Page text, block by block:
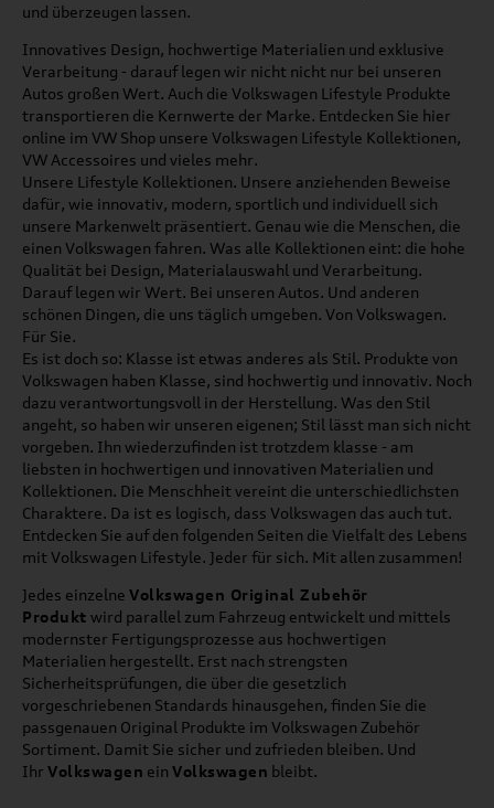
und überzeugen lassen.
Innovatives Design, hochwertige Materialien und exklusive
Verarbeitung - darauf legen wir nicht nicht nur bei unseren
Autos großen Wert. Auch die Volkswagen Lifestyle Produkte
transportieren die Kernwerte der Marke. Entdecken Sie hier
online im VW Shop unsere Volkswagen Lifestyle Kollektionen,
VW Accessoires und vieles mehr.
Unsere Lifestyle Kollektionen. Unsere anziehenden Beweise
dafür, wie innovativ, modern, sportlich und individuell sich
unsere Markenwelt präsentiert. Genau wie die Menschen, die
einen Volkswagen fahren. Was alle Kollektionen eint: die hohe
Qualität bei Design, Materialauswahl und Verarbeitung.
Darauf legen wir Wert. Bei unseren Autos. Und anderen
schönen Dingen, die uns täglich umgeben. Von Volkswagen.
Für Sie.
Es ist doch so: Klasse ist etwas anderes als Stil. Produkte von
Volkswagen haben Klasse, sind hochwertig und innovativ. Noch
dazu verantwortungsvoll in der Herstellung. Was den Stil
angeht, so haben wir unseren eigenen; Stil lässt man sich nicht
vorgeben. Ihn wiederzufinden ist trotzdem klasse - am
liebsten in hochwertigen und innovativen Materialien und
Kollektionen. Die Menschheit vereint die unterschiedlichsten
Charaktere. Da ist es logisch, dass Volkswagen das auch tut.
Entdecken Sie auf den folgenden Seiten die Vielfalt des Lebens
mit Volkswagen Lifestyle. Jeder für sich. Mit allen zusammen!
Jedes einzelne Volkswagen Original Zubehör
Produkt wird parallel zum Fahrzeug entwickelt und mittels
modernster Fertigungsprozesse aus hochwertigen
Materialien hergestellt. Erst nach strengsten
Sicherheitsprüfungen, die über die gesetzlich
vorgeschriebenen Standards hinausgehen, finden Sie die
passgenauen Original Produkte im Volkswagen Zubehör
Sortiment. Damit Sie sicher und zufrieden bleiben. Und
Ihr Volkswagen ein Volkswagen bleibt.